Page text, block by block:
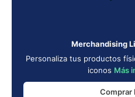
Merchandising
Personaliza tus productos
iconos Más
Comprar